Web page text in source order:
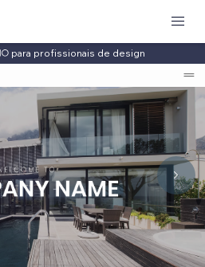
para profissionais de design